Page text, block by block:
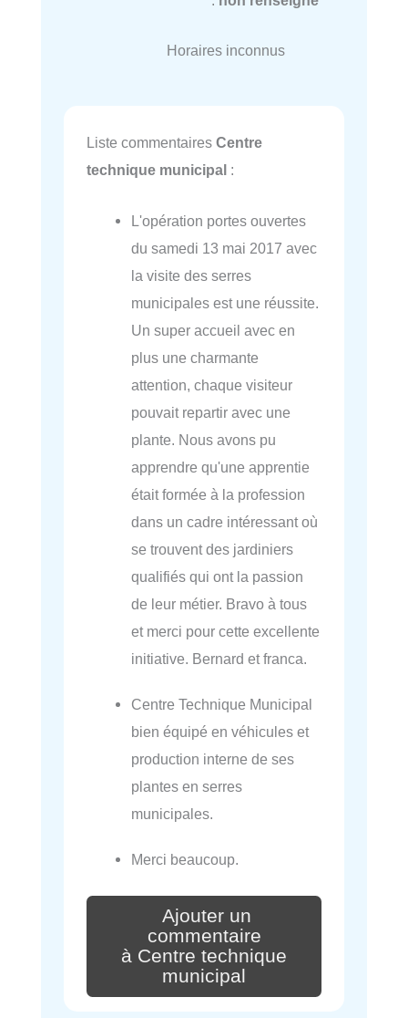
Horaires inconnus
Liste commentaires Centre
technique municipal :
L'opération portes ouvertes
du samedi 13 mai 2017 avec
la visite des serres
municipales est une réussite.
Un super accueil avec en
plus une charmante
attention, chaque visiteur
pouvait repartir avec une
plante. Nous avons pu
apprendre qu'une apprentie
était formée à la profession
dans un cadre intéressant où
se trouvent des jardiniers
qualifiés qui ont la passion
de leur métier. Bravo à tous
et merci pour cette excellente
initiative. Bernard et franca.
Centre Technique Municipal
bien équipé en véhicules et
production interne de ses
plantes en serres
municipales.
Merci beaucoup.
Ajouter un
commentaire
à Centre technique
municipal